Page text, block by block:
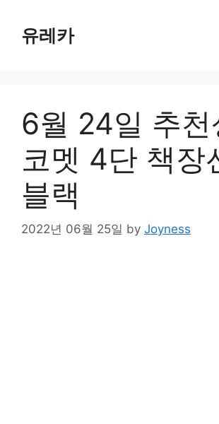
content유레카
6월 24일 추천
코멧 4단 책장
블랙
2022년 06월 25일 by Joyness